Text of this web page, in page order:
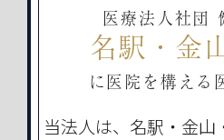
医療法人社団
名駅・金
に医院を構える
当法人は、名駅・金山